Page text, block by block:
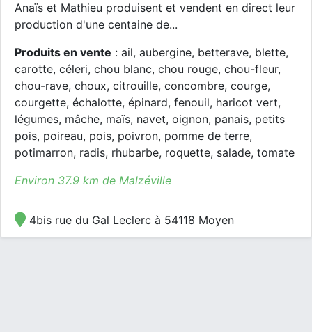
Anaïs et Mathieu produisent et vendent en direct leur
production d'une centaine de...
Produits en vente : ail, aubergine, betterave, blette,
carotte, céleri, chou blanc, chou rouge, chou-fleur,
chou-rave, choux, citrouille, concombre, courge,
courgette, échalotte, épinard, fenouil, haricot vert,
légumes, mâche, maïs, navet, oignon, panais, petits
pois, poireau, pois, poivron, pomme de terre,
potimarron, radis, rhubarbe, roquette, salade, tomate
Environ 37.9 km de Malzéville
4bis rue du Gal Leclerc à 54118 Moyen